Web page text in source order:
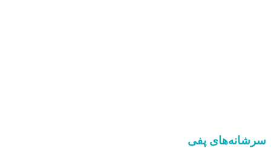
سرشانه‌های پفی